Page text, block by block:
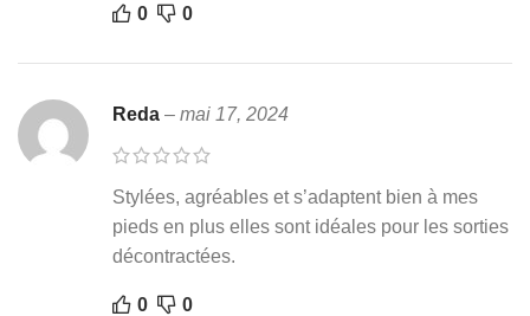
0 0
Reda – mai 17, 2024
Stylées, agréables et s’adaptent bien à mes
pieds en plus elles sont idéales pour les sorties
décontractées.
0 0